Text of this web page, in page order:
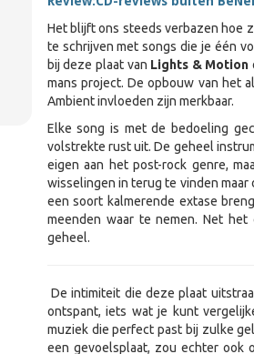
Het blijft ons steeds verbazen hoe
te schrijven met songs die je één
bij deze plaat van Lights & Motion
mans project. De opbouw van het
Ambient invloeden zijn merkbaar.
Elke song is met de bedoeling
volstrekte rust uit. De geheel
eigen aan het post-rock genre,
wisselingen in terug te vinden
een soort kalmerende extase
meenden waar te nemen. Net
geheel.
De intimiteit die deze plaat
ontspant, iets wat je kunt
muziek die perfect past bij zulke
een gevoelsplaat, zou echter ook